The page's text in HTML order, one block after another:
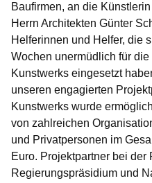
Baufirmen, an die
Herrn Architekten Günter
Helferinnen und Helfer, die
Wochen unermüdlich für
Kunstwerks eingesetzt
unseren engagierten
Kunstwerks wurde
von zahlreichen
und Privatpersonen im
Euro. Projektpartner bei
Regierungspräsidium und